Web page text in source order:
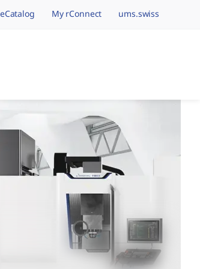
eCatalog My rConnect ums.swiss
个全球事业